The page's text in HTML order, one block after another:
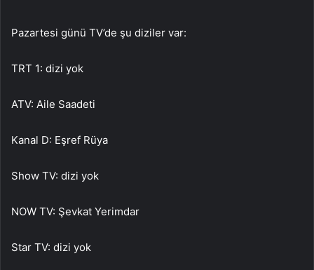
Pazartesi günü TV’de şu diziler var:
TRT 1: dizi yok
ATV: Aile Saadeti
Kanal D: Eşref Rüya
Show TV: dizi yok
NOW TV: Şevkat Yerimdar
Star TV: dizi yok